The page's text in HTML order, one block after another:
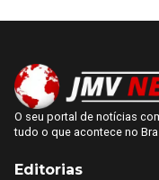
O seu portal de notícias
tudo o que acontece no
Editorias